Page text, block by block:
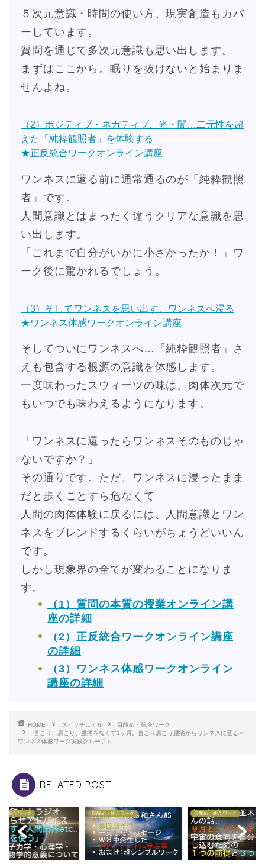
５次元意識・時間の使い方、現実創造もカバ
ーしています。
質問を通じて多次元意識も思い出します。
まずはここから。眠りを抜けないと始まりま
せんよね。
（2）ポジティブ・ネガティブ、光・闇…二元性を超
えた「純粋観照者」を体験する
★正反統合ワークオンライン講座
ワンネスに還る前に通常通るのが「純粋観照
者」です。
人間意識とはまったく違うクリアな意識を思
い出します。
「これまで自分がいかに小さかったか！」ワ
ーク後に驚かれるでしょう。
（3）そしてワンネスを思い出す、ワンネスへ浸る
★ワンネス体感ワークオンライン講座
そしてついにワンネスへ…「純粋観照者」さ
えも包含する根源の意識を体感します。
一度味わったスウィーツの味は、肉体次元で
もいつでも味わえるようになります。
「ワンネスに還ったらワンネスそのものじゃ
ないですか？」
その通りです。ただ、ワンネスに浸ったまま
だと歩くことすら危なくて
人間の肉体体験に戻るには、人間意識とワン
ネスをブレンドするくらいがちょうどいいん
です。
しかし現象界の全てが変わることになりま
す。
（1）質問の本質の授業オンライン講
座の詳細
（2）正反統合ワークオンライン講座
の詳細
（3）ワンネス体感ワークオンライン
講座の詳細
HOME スピリチュアル
目醒め・統合ワーク
首こり、肩こり、腰痛をなくす1ヶ月。首こり肩こり腰痛からワンネスに至る＜
ワンネス体感ワーク実践グループ＞
RELATED POST
目醒め・統合ワーク 目醒め・統合ワーク 目醒め・統合ワーク